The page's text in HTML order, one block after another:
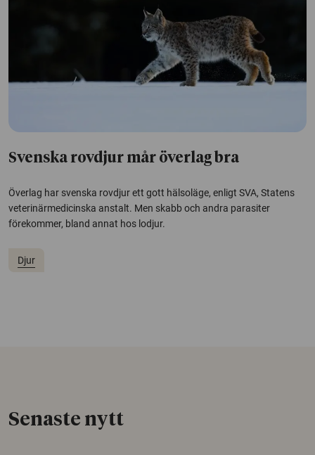
Svenska rovdjur mår överlag bra
Överlag har svenska rovdjur ett gott hälsoläge, enligt SVA, Statens
veterinärmedicinska anstalt. Men skabb och andra parasiter
förekommer, bland annat hos lodjur.
Djur
Senaste nytt